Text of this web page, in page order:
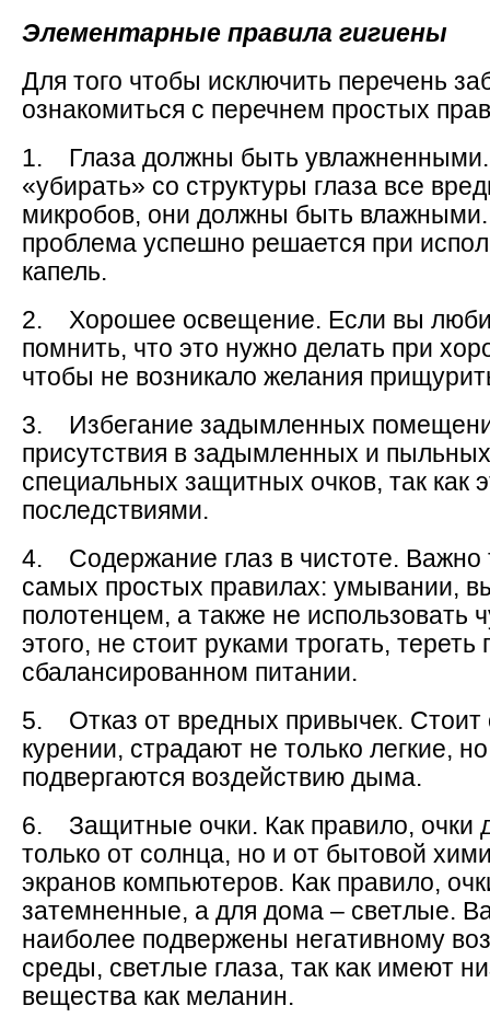
Элементарные правила гигиены
Для того чтобы исключить перечень
ознакомиться с перечнем простых
1. Глаза должны быть увлажненными.
«убирать» со структуры глаза все
микробов, они должны быть влажными.
проблема успешно решается при
капель.
2. Хорошее освещение. Если вы
помнить, что это нужно делать при
чтобы не возникало желания
3. Избегание задымленных
присутствия в задымленных и
специальных защитных очков, так как
последствиями.
4. Содержание глаз в чистоте. Важно
самых простых правилах: умывании,
полотенцем, а также не использовать
этого, не стоит руками трогать,
сбалансированном питании.
5. Отказ от вредных привычек. Стоит
курении, страдают не только легкие,
подвергаются воздействию дыма.
6. Защитные очки. Как правило, очки
только от солнца, но и от бытовой
экранов компьютеров. Как правило,
затемненные, а для дома – светлые.
наиболее подвержены негативному
среды, светлые глаза, так как имеют
вещества как меланин.